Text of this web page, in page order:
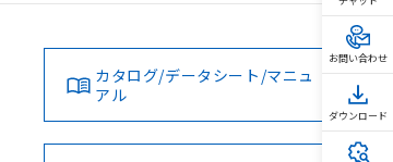
カタログ/データシート/マニュ
アル
お問い合わせ
ダウンロード